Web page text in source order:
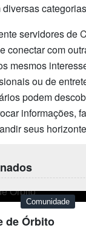
servidores de
conectar com
mesmos
ou de
podem
informações,
seus
Comunidade
de Órbito